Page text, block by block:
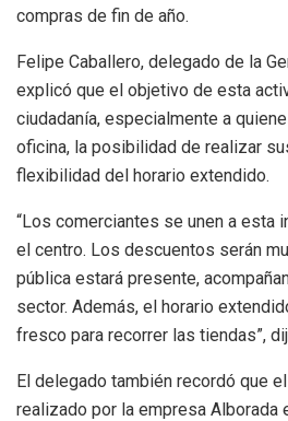
compras de fin de año.
Felipe Caballero, delegado de la
explicó que el objetivo de esta
ciudadanía, especialmente a
oficina, la posibilidad de realizar
flexibilidad del horario extendido.
“Los comerciantes se unen a esta
el centro. Los descuentos serán
pública estará presente,
sector. Además, el horario
fresco para recorrer las tiendas”,
El delegado también recordó que
realizado por la empresa